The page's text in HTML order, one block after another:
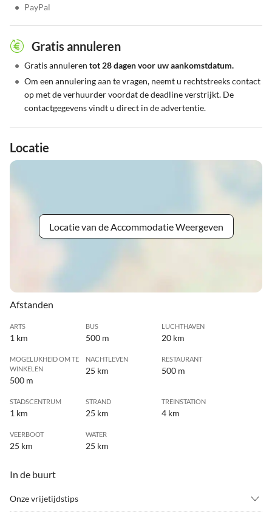
• PayPal
Gratis annuleren
• Gratis annuleren tot 28 dagen voor uw aankomstdatum.
• Om een annulering aan te vragen, neemt u rechtstreeks contact
op met de verhuurder voordat de deadline verstrijkt. De
contactgegevens vindt u direct in de advertentie.
Locatie
Locatie van de Accommodatie Weergeven
Afstanden
ARTS
1 km
BUS
500 m
LUCHTHAVEN
20 km
MOGELIJKHEID OM TE
WINKELEN
500 m
NACHTLEVEN
25 km
RESTAURANT
500 m
STADSCENTRUM
1 km
STRAND
25 km
TREINSTATION
4 km
VEERBOOT
25 km
WATER
25 km
In de buurt
Onze vrijetijdstips